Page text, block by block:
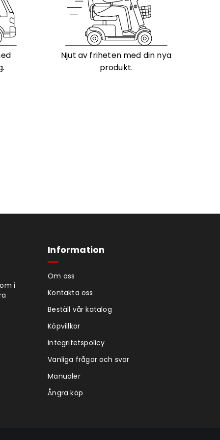
Njut av friheten med din nya
produkt.
i
Information
Om oss
Kontakta oss
Beställ vår katalog
Köpvillkor
Integritetspolicy
Vanliga frågor och svar
Manualer
Ångra köp